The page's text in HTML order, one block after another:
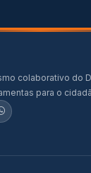
colaborativo do
para o